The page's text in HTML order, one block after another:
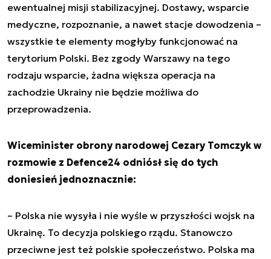
ewentualnej misji stabilizacyjnej. Dostawy, wsparcie
medyczne, rozpoznanie, a nawet stacje dowodzenia –
wszystkie te elementy mogłyby funkcjonować na
terytorium Polski. Bez zgody Warszawy na tego
rodzaju wsparcie, żadna większa operacja na
zachodzie Ukrainy nie będzie możliwa do
przeprowadzenia.
Wiceminister obrony narodowej Cezary Tomczyk w
rozmowie z Defence24 odniósł się do tych
doniesień jednoznacznie:
– Polska nie wysyła i nie wyśle w przyszłości wojsk na
Ukrainę. To decyzja polskiego rządu. Stanowczo
przeciwne jest też polskie społeczeństwo. Polska ma